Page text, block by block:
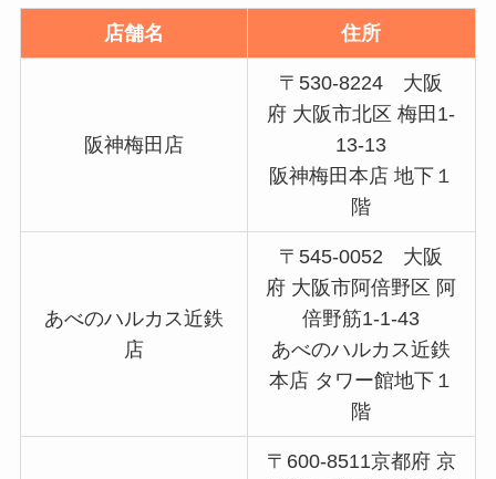
店舗名 住所
阪神梅田店
〒530-8224 大阪
府 大阪市北区 梅田1-
13-13
阪神梅田本店 地下１
階
あべのハルカス近鉄
店
〒545-0052 大阪
府 大阪市阿倍野区 阿
倍野筋1-1-43
あべのハルカス近鉄
本店 タワー館地下１
階
〒600-8511京都府 京